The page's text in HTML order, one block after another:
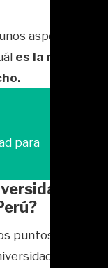
aspectos
es la mejor
para
puntos a tener